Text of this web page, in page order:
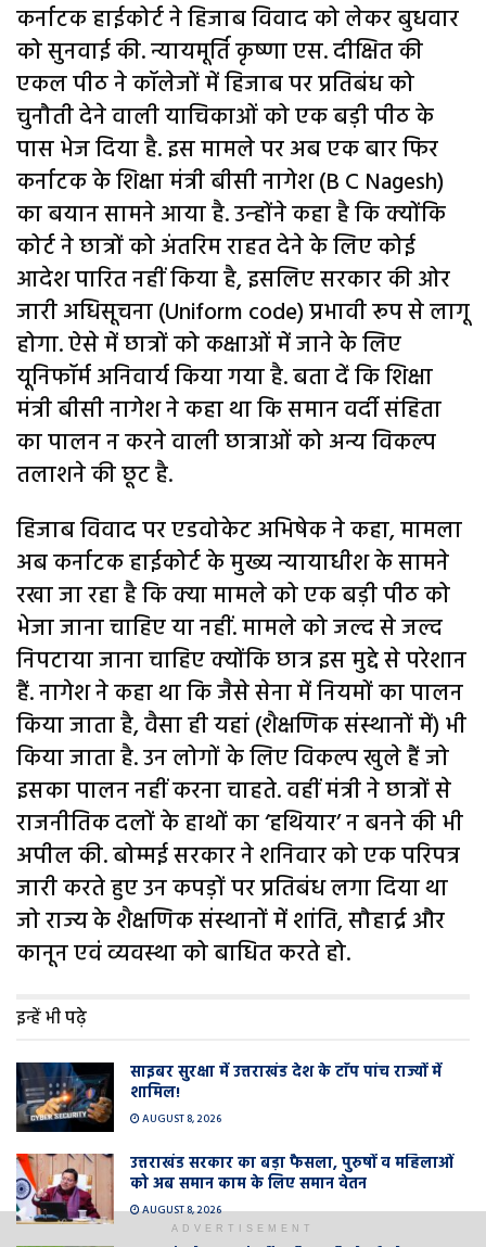
कर्नाटक हाईकोर्ट ने हिजाब विवाद को लेकर बुधवार
को सुनवाई की. न्यायमूर्ति कृष्णा एस. दीक्षित की
एकल पीठ ने कॉलेजों में हिजाब पर प्रतिबंध को
चुनौती देने वाली याचिकाओं को एक बड़ी पीठ के
पास भेज दिया है. इस मामले पर अब एक बार फिर
कर्नाटक के शिक्षा मंत्री बीसी नागेश (B C Nagesh)
का बयान सामने आया है. उन्‍होंने कहा है कि क्‍योंकि
कोर्ट ने छात्रों को अंतरिम राहत देने के लिए कोई
आदेश पारित नहीं किया है, इसलिए सरकार की ओर
जारी अधिसूचना (Uniform code) प्रभावी रूप से लागू
होगा. ऐसे में छात्रों को कक्षाओं में जाने के लिए
यूनिफॉर्म अनिवार्य किया गया है. बता दें कि शिक्षा
मंत्री बीसी नागेश ने कहा था कि समान वर्दी संहिता
का पालन न करने वाली छात्राओं को अन्य विकल्प
तलाशने की छूट है.
हिजाब विवाद पर एडवोकेट अभिषेक ने कहा, मामला
अब कर्नाटक हाईकोर्ट के मुख्य न्यायाधीश के सामने
रखा जा रहा है कि क्या मामले को एक बड़ी पीठ को
भेजा जाना चाहिए या नहीं. मामले को जल्द से जल्द
निपटाया जाना चाहिए क्योंकि छात्र इस मुद्दे से परेशान
हैं. नागेश ने कहा था कि जैसे सेना में नियमों का पालन
किया जाता है, वैसा ही यहां (शैक्षणिक संस्थानों में) भी
किया जाता है. उन लोगों के लिए विकल्प खुले हैं जो
इसका पालन नहीं करना चाहते. वहीं मंत्री ने छात्रों से
राजनीतिक दलों के हाथों का ‘हथियार’ न बनने की भी
अपील की. बोम्मई सरकार ने शनिवार को एक परिपत्र
जारी करते हुए उन कपड़ों पर प्रतिबंध लगा दिया था
जो राज्य के शैक्षणिक संस्थानों में शांति, सौहार्द्र और
कानून एवं व्यवस्था को बाधित करते हो.
इन्हें भी पढ़े
साइबर सुरक्षा में उत्तराखंड देश के टाॅप पांच राज्यों में
शामिल!
AUGUST 8, 2026
उत्तराखंड सरकार का बड़ा फैसला, पुरुषों व महिलाओं
को अब समान काम के लिए समान वेतन
AUGUST 8, 2026
ADVERTISEMENT